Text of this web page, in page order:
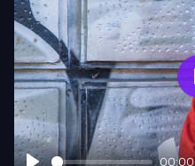
00:00